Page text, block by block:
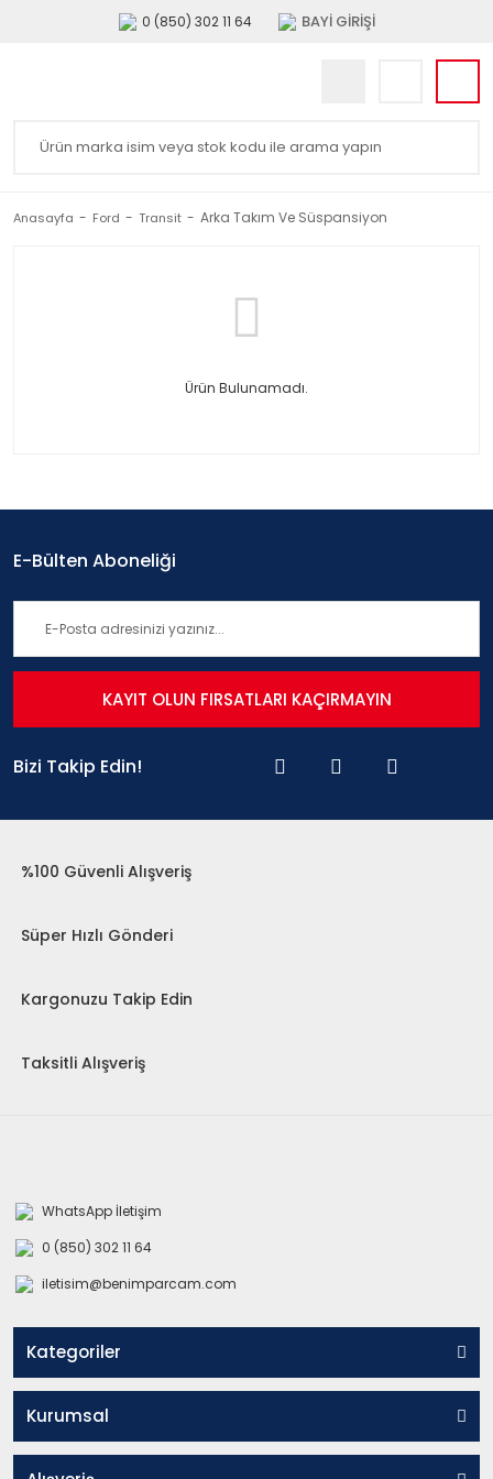
0 (850) 302 11 64 BAYİ GİRİŞİ
Anasayfa Ford Transit Arka Takım Ve Süspansiyon
Ürün Bulunamadı.
E-Bülten Aboneliği
KAYIT OLUN FIRSATLARI KAÇIRMAYIN
Bizi Takip Edin!
%100 Güvenli Alışveriş
Süper Hızlı Gönderi
Kargonuzu Takip Edin
Taksitli Alışveriş
WhatsApp İletişim
0 (850) 302 11 64
iletisim@benimparcam.com
Kategoriler
Kurumsal